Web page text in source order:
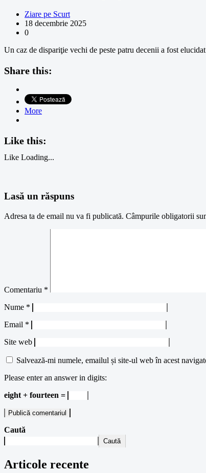
Ziare pe Scurt
18 decembrie 2025
0
Un caz de dispariţie vechi de peste patru decenii a fost
Share this:
More
Like this:
Like Loading...
Lasă un răspuns
Adresa ta de email nu va fi publicată. Câmpurile obligatorii
Comentariu *
Nume *
Email *
Site web
Salvează-mi numele, emailul și site-ul web în acest
Please enter an answer in digits:
eight + fourteen =
Caută
Caută
Articole recente